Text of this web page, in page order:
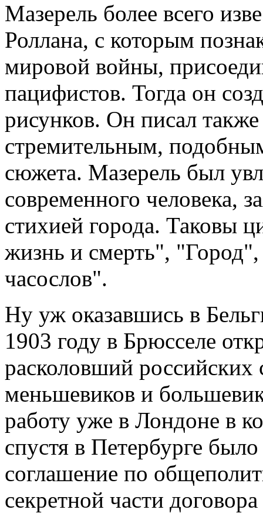
Мазерель более всего
Роллана, с которым
мировой войны,
пацифистов. Тогда он
рисунков. Он писал
стремительным,
сюжета. Мазерель был
современного человека,
стихией города. Таковы
жизнь и смерть",
часослов".
Ну уж оказавшись в
1903 году в Брюсселе
расколовший российских
меньшевиков и
работу уже в Лондоне в
спустя в Петербурге
соглашение по
секретной части